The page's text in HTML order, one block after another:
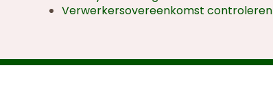
Verwerkersovereenkomst controleren